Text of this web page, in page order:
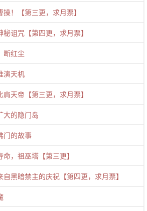
！【第三更，求月票】
诅咒【第四更，求月票】
断红尘
演天机
天帝【第三更，求月票】
大的隐门岛
门的故事
，祖巫塔【第三更】
黑暗禁主的庆祝【第四更，求月票】